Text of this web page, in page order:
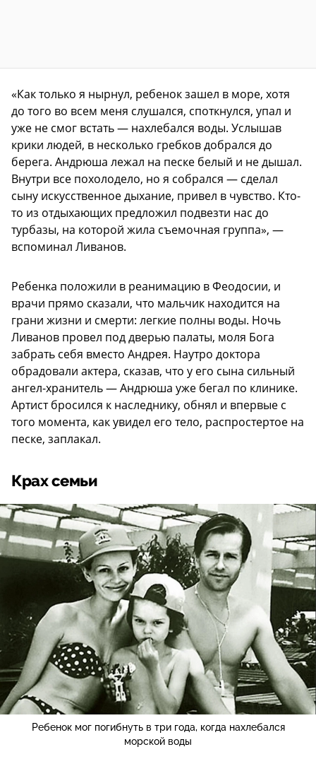
«Как только я нырнул, ребенок зашел в море, хотя
до того во всем меня слушался, споткнулся, упал и
уже не смог встать — нахлебался воды. Услышав
крики людей, в несколько гребков добрался до
берега. Андрюша лежал на песке белый и не дышал.
Внутри все похолодело, но я собрался — сделал
сыну искусственное дыхание, привел в чувство. Кто-
то из отдыхающих предложил подвезти нас до
турбазы, на которой жила съемочная группа», —
вспоминал Ливанов.
Ребенка положили в реанимацию в Феодосии, и
врачи прямо сказали, что мальчик находится на
грани жизни и смерти: легкие полны воды. Ночь
Ливанов провел под дверью палаты, моля Бога
забрать себя вместо Андрея. Наутро доктора
обрадовали актера, сказав, что у его сына сильный
ангел-хранитель — Андрюша уже бегал по клинике.
Артист бросился к наследнику, обнял и впервые с
того момента, как увидел его тело, распростертое на
песке, заплакал.
Крах семьи
Ребенок мог погибнуть в три года, когда нахлебался
морской воды